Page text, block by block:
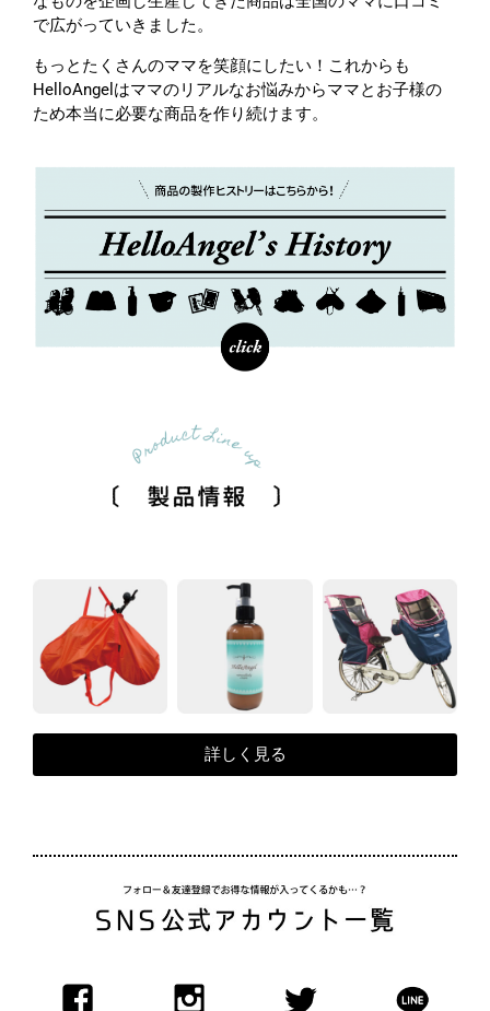
で広がっていきました。
もっとたくさんのママを笑顔にしたい！これからも
HelloAngelはママのリアルなお悩みからママとお子様の
ため本当に必要な商品を作り続けます。
詳しく見る